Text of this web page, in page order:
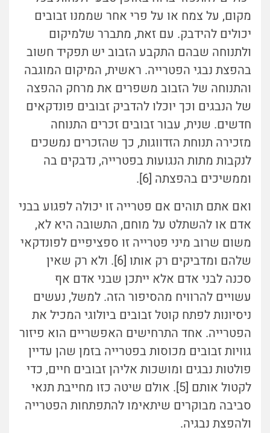
מקום, על צמח או על פרי אחר שממנו זבובים
יכולים להידבק. עם זאת, מתברר שלמיקום
ולתנוחה שבהם התקבע הזבוב יש תפקיד חשוב
בהפצת נבגי הפטרייה. ראשית, המיקום המוגבה
והתנוחה של הזבוב משפרים את מרחק ההפצה
של הנבגים וכך יוכלו להדביק זבובים פונדקאים
חדשים. שנית, עבור זבובים זכרים התנוחה
מזכירה תנוחת הזדווגות, כך שהזכרים נמשכים
לנקבות מתות הנגועות בפטרייה, נדבקים בה
וממשיכים בהפצתה [6].
ואם אתם תוהים אם פטרייה זו יכולה לפגוע בבני
אדם או להשתלט על מוחם, התשובה היא לא,
משום שרוב מיני פטרייה זו ספציפיים לפונדקאי
שלהם ומדביקים רק אותו [6]. ולא רק שאין
סכנה לבני אדם אלא ייתכן שבני אדם אף
עשויים להרוויח מהסיפור הזה. למשל, נעשים
ניסיונות לפתח קוטל זבובים ביולוגי המכיל את
הפטרייה. אחד התרחישים האפשריים הוא פיזור
גוויות זבובים מכוסות בפטרייה בזמן שהן עדיין
פולטות נבגים ומושכות אליהן זבובים חיים, כדי
לקטול אותם [5]. אולם שיטה כזו מחייבת תנאי
סביבה מבוקרים שיתאימו להתפתחות הפטרייה
ולהפצת נבגיה.